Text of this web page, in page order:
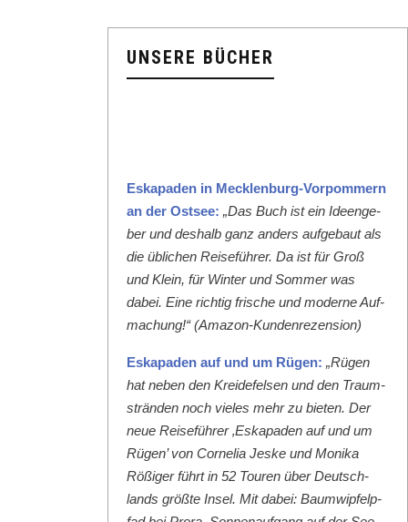
UNSERE BÜCHER
Eska­paden in Meck­len­burg-Vor­pom­mern
an der Ost­see: „Das Buch ist ein Ideenge­
ber und deshalb ganz anders aufge­baut als
die üblichen Reise­führer. Da ist für Groß
und Klein, für Win­ter und Som­mer was
dabei. Eine richtig frische und mod­erne Auf­
machung!“ (Ama­zon-Kun­den­rezen­sion)
Eska­paden auf und um Rügen: „Rügen
hat neben den Krei­de­felsen und den Traum­
strän­den noch vieles mehr zu bieten. Der
neue Reise­führer ‚Eska­paden auf und um
Rügen’ von Cor­nelia Jeske und Moni­ka
Rößiger führt in 52 Touren über Deutsch­
lands größte Insel. Mit dabei: Baumwipfelp­